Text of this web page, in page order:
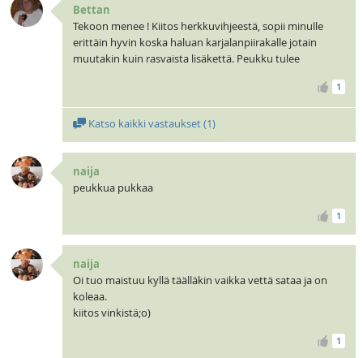
Bettan
Tekoon menee ! Kiitos herkkuvihjeestä, sopii minulle
erittäin hyvin koska haluan karjalanpiirakalle jotain
muutakin kuin rasvaista lisäkettä. Peukku tulee
1
Katso kaikki vastaukset (1)
naija
peukkua pukkaa
1
naija
Oi tuo maistuu kyllä täälläkin vaikka vettä sataa ja on
koleaa.
kiitos vinkistä;o)
1